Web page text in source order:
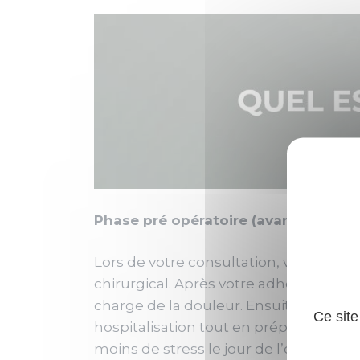
Phase pré opératoire (avant
Lors de votre consultation, vous
chirurgical. Après votre adhésion au
charge de la douleur. Ensuite, vous
hospitalisation tout en préparant les
moins de stress le jour de
Ce